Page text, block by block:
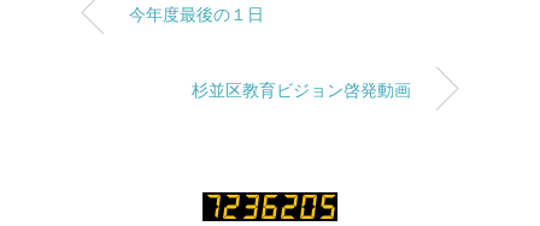
今年度最後の１日
杉並区教育ビジョン啓発動画